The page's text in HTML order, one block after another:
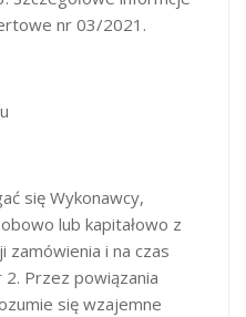
nr 03/2021.
się Wykonawcy,
lub kapitałowo z
zamówienia i na czas
2. Przez powiązania
się wzajemne